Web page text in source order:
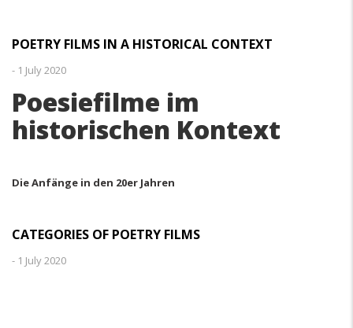
POETRY FILMS IN A HISTORICAL CONTEXT
- 1 July 2020
Poesiefilme im
historischen Kontext
DieAnfänge in den 20er Jahren
CATEGORIES OF POETRY FILMS
- 1 July 2020